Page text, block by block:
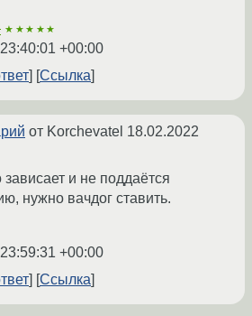
★★★★★
+00:00
Ссылка
от Korchevatel 18.02.2022
зависает и не поддаётся
нужно вачдог ставить.
+00:00
Ссылка